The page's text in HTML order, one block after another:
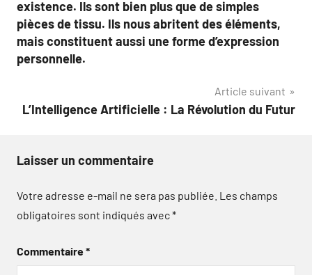
l’article
existence. Ils sont bien plus que de simples
pièces de tissu. Ils nous abritent des éléments,
mais constituent aussi une forme d’expression
personnelle.
Article suivant
L’Intelligence Artificielle : La Révolution du Futur
Laisser un commentaire
Votre adresse e-mail ne sera pas publiée. Les champs
obligatoires sont indiqués avec*
Commentaire*